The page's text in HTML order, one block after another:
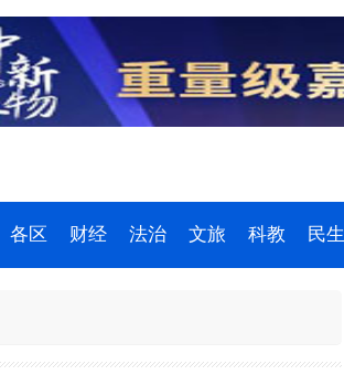
各区 财经 法治 文旅 科教 民生